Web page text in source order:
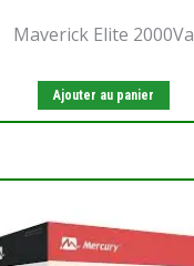
Maverick Elite 2000Va
Ajouter au panier